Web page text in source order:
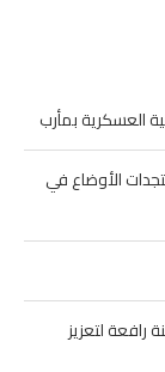
العسكرية بمأرب
الأوضاع في
لتعزيز